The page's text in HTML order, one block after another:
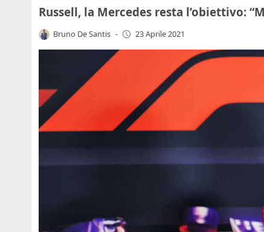
Russell, la Mercedes resta l’obiettivo:
Bruno De Santis - 23 Aprile 2021